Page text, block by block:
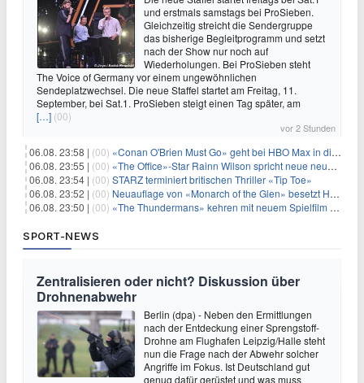
und erstmals samstags bei ProSieben.
Gleichzeitig streicht die Sendergruppe
das bisherige Begleitprogramm und setzt
nach der Show nur noch auf
Wiederholungen. Bei ProSieben steht
The Voice of Germany vor einem ungewöhnlichen
Sendeplatzwechsel. Die neue Staffel startet am Freitag, 11.
September, bei Sat.1. ProSieben steigt einen Tag später, am
[…] (00)
vor 2 Stunden
06.08. 23:58 | (00) «Conan O'Brien Must Go» geht bei HBO Max in die dritte Runde
06.08. 23:55 | (00) «The Office»-Star Rainn Wilson spricht neue neuseeländische Serie «Settling»
06.08. 23:54 | (00) STARZ terminiert britischen Thriller «Tip Toe»
06.08. 23:52 | (00) Neuauflage von «Monarch of the Glen» besetzt Hauptrollen
06.08. 23:50 | (00) «The Thundermans» kehren mit neuem Spielfilm zurück
SPORT-NEWS
Zentralisieren oder nicht? Diskussion über
Drohnenabwehr
Berlin (dpa) - Neben den Ermittlungen
nach der Entdeckung einer Sprengstoff-
Drohne am Flughafen Leipzig/Halle steht
nun die Frage nach der Abwehr solcher
Angriffe im Fokus. Ist Deutschland gut
genug dafür gerüstet und was muss